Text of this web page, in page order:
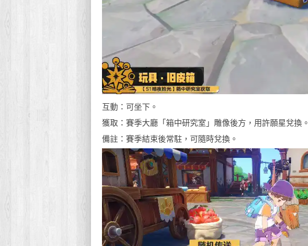
互動：可坐下。
獲取：賽季大廳「箱中研究室」雕像後方，用許願星兌換。
備註：賽季結束後常駐，可隨時兌換。